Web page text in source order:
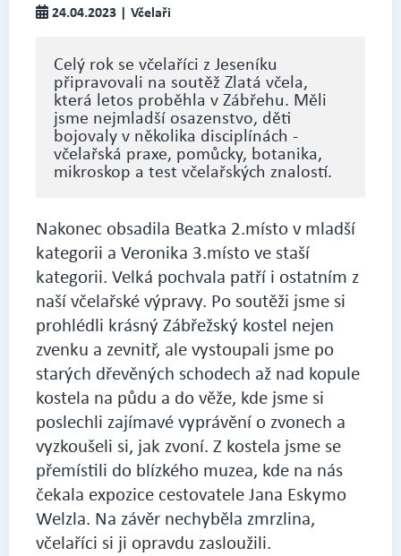
24.04.2023 | Včelaři
Celý rok se včelaříci z Jeseníku
připravovali na soutěž Zlatá včela,
která letos proběhla v Zábřehu. Měli
jsme nejmladší osazenstvo, děti
bojovaly v několika disciplínách -
včelařská praxe, pomůcky, botanika,
mikroskop a test včelařských znalostí.
Nakonec obsadila Beatka 2.místo v mladší
kategorii a Veronika 3.místo ve staší
kategorii. Velká pochvala patří i ostatním z
naší včelařské výpravy. Po soutěži jsme si
prohlédli krásný Zábřežský kostel nejen
zvenku a zevnitř, ale vystoupali jsme po
starých dřevěných schodech až nad kopule
kostela na půdu a do věže, kde jsme si
poslechli zajímavé vyprávění o zvonech a
vyzkoušeli si, jak zvoní. Z kostela jsme se
přemístili do blízkého muzea, kde na nás
čekala expozice cestovatele Jana Eskymo
Welzla. Na závěr nechyběla zmrzlina,
včelaříci si ji opravdu zasloužili.